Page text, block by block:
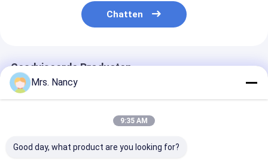
Chatten
Geadviseerde Producten
Mrs. Nancy
9:35 AM
Good day, what product are you looking for?